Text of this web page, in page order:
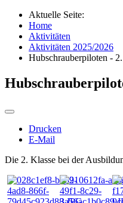
Aktuelle Seite:
Home
Aktivitäten
Aktivitäten 2025/2026
Hubschrauberpiloten -
Drucken
E-Mail
Die 2. Klasse bei der